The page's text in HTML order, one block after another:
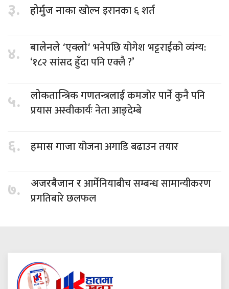
३. होर्मुज नाकाखोल्न इरानका ६ शर्त
४. बालेनले ‘एक्लो’ भनेपछि योगेश भट्टराईको व्यंग्य:
‘१८२ सांसद हुँदा पनि एक्लै ?’
५. लोकतान्त्रिक गणतन्त्रलाईकमजोर पार्ने कुनै पनि
प्रयास अस्वीकार्यः नेता आङ्देम्बे
६. हमास गाजायोजना अगाडि बढाउन तयार
७. अजरबैजान रआर्मेनियाबीच सम्बन्ध सामान्यीकरण
प्रगतिबारे छलफल